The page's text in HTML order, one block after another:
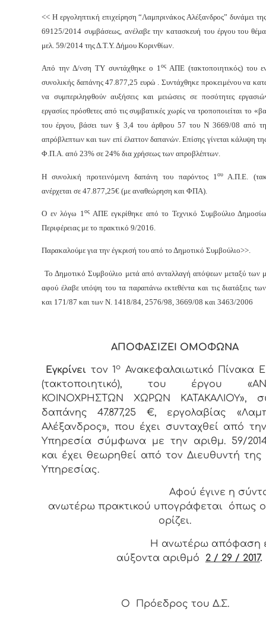
<< Η εργοληπτική επιχείρηση “Λαμπρινάκος Αλέξανδρος” δυνάμει
69125/2014 συμβάσεως, ανέλαβε την κατασκευή του έργου του
μελ. 59/2014 της Δ.Τ.Υ. Δήμου Κορινθίων.
Από την Δ/νση ΤΥ συντάχθηκε ο 1οςΑΠΕ (τακτοποιητικός) του
συνολικής δαπάνης 47.877,25 ευρώ . Συντάχθηκε προκειμένου να
να συμπεριληφθούν αυξήσεις και μειώσεις σε ποσότητες
εργασίες πρόσθετες από τις συμβατικές χωρίς να τροποποιείται το
του έργου, βάσει των § 3,4 του άρθρου 57 του Ν 3669/08 από
απρόβλεπτων και των επί έλαττον δαπανών. Επίσης γίνεται κάλυψη
Φ.Π.Α. από 23% σε 24% δια χρήσεως των απροβλέπτων.
Η συνολική προτεινόμενη δαπάνη του παρόντος 1 ουΑ.Π.Ε.
ανέρχεται σε 47.877,25€ (με αναθεώρηση και ΦΠΑ).
Ο εν λόγω 1οςΑΠΕ εγκρίθηκε από το Τεχνικό Συμβούλιο
Περιφέρειας με το πρακτικό 9/2016.
Παρακαλούμε για την έγκρισή του από το Δημοτικό Συμβούλιο>>.
Το Δημοτικό Συμβούλιο μετά από ανταλλαγή απόψεων μεταξύ των
αφού έλαβε υπόψη του τα παραπάνω εκτεθέντα και τις διατάξεις
και 171/87 και των Ν. 1418/84, 2576/98, 3669/08 και 3463/2006
ΑΠΟΦΑΣΙΖΕΙ ΟΜΟΦΩΝΑ
Εγκρίνει τον 1ο Ανακεφαλαιωτικό Πίνακα
(τακτοποιητικό), του έργου
ΚΟΙΝΟΧΡΗΣΤΩΝ ΧΩΡΩΝ ΚΑΤΑΚΑΛΙΟΥ»,
δαπάνης 47.877,25 €, εργολαβίας
Αλέξανδρος», που έχει συνταχθεί από την
Υπηρεσία σύμφωνα με την αριθμ. 59/
και έχει θεωρηθεί από τον Διευθυντή της
Υπηρεσίας.
Αφού έγινε η σύνταξη
ανωτέρω πρακτικού υπογράφεται όπως
ορίζει.
Η ανωτέρω απόφαση
αύξοντα αριθμό 2 / 29 / 2017.
Ο Πρόεδρος του Δ.Σ.